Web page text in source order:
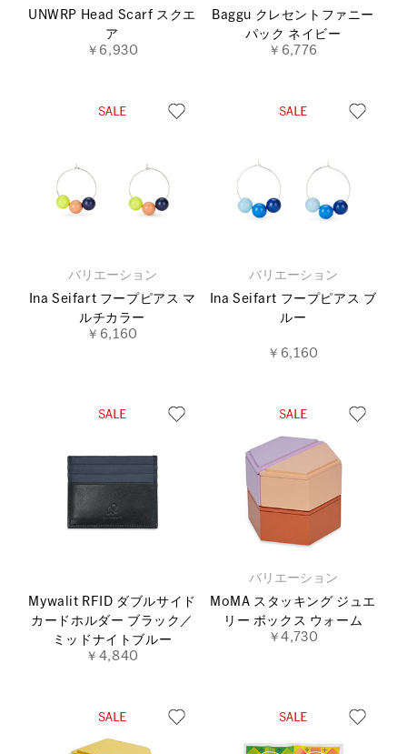
UNWRP Head Scarf スクエ
ア
￥6,930
Baggu クレセントファニー
パック ネイビー
￥6,776
バリエーション
Ina Seifart フープピアス マ
ルチカラー
￥6,160
バリエーション
Ina Seifart フープピアス ブ
ルー
￥6,160
Mywalit RFID ダブルサイド
カードホルダー ブラック／
ミッドナイトブルー
￥4,840
バリエーション
MoMA スタッキング ジュエ
リー ボックス ウォーム
￥4,730